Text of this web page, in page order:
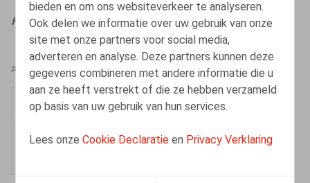
bieden en om ons websiteverkeer te analyseren.
Ook delen we informatie over uw gebruik van onze
site met onze partners voor social media,
adverteren en analyse. Deze partners kunnen deze
gegevens combineren met andere informatie die u
aan ze heeft verstrekt of die ze hebben verzameld
op basis van uw gebruik van hun services.
Lees onzeCookie Declaratie en Privacy Verklaring
HR.square (online),24/09/2024
AUTEURS
An-Julie Van Dyck